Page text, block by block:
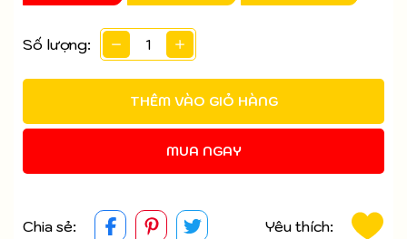
Số lượng:
THÊM VÀO GIỎ HÀNG
MUA NGAY
Chia sẻ: Yêu thích: